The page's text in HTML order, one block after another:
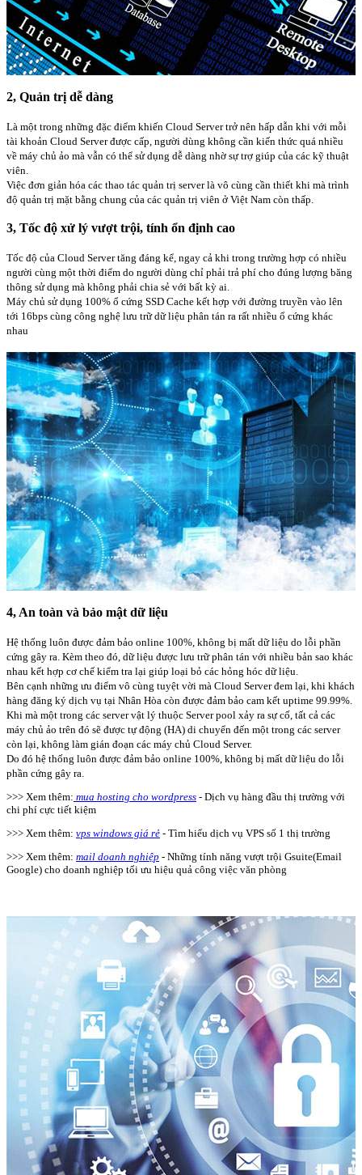
2, Quản trị dễ dàng
Là một trong những đặc điểm khiến Cloud Server trở nên hấp dẫn khi với mỗi
tài khoản Cloud Server được cấp, người dùng không cần kiến thức quá nhiều
về máy chủ ảo mà vẫn có thể sử dụng dễ dàng nhờ sự trợ giúp của các kỹ thuật
viên.
Việc đơn giản hóa các thao tác quản trị server là vô cùng cần thiết khi mà trình
độ quản trị mặt bằng chung của các quản trị viên ở Việt Nam còn thấp.
3, Tốc độ xử lý vượt trội, tính ổn định cao
Tốc độ của Cloud Server tăng đáng kể, ngay cả khi trong trường hợp có nhiều
người cùng một thời điểm do người dùng chỉ phải trả phí cho đúng lượng băng
thông sử dụng mà không phải chia sẻ với bất kỳ ai.
Máy chủ sử dụng 100% ổ cứng SSD Cache kết hợp với đường truyền vào lên
tới 16bps cùng công nghệ lưu trữ dữ liệu phân tán ra rất nhiều ổ cứng khác
nhau
4, An toàn và bảo mật dữ liệu
Hệ thống luôn được đảm bảo online 100%, không bị mất dữ liệu do lỗi phần
cứng gây ra. Kèm theo đó, dữ liệu được lưu trữ phân tán với nhiều bản sao khác
nhau kết hợp cơ chế kiểm tra lại giúp loại bỏ các hỏng hóc dữ liệu.
Bên cạnh những ưu điểm vô cùng tuyệt vời mà Cloud Server đem lại, khi khách
hàng đăng ký dịch vụ tại Nhân Hòa còn được đảm bảo cam kết uptime 99.99%.
Khi mà một trong các server vật lý thuộc Server pool xảy ra sự cố, tất cả các
máy chủ ảo trên đó sẽ được tự động (HA) di chuyển đến một trong các server
còn lại, không làm gián đoạn các máy chủ Cloud Server.
Do đó hệ thống luôn được đảm bảo online 100%, không bị mất dữ liệu do lỗi
phần cứng gây ra.
>>> Xem thêm: mua hosting cho wordpress - Dịch vụ hàng đầu thị trường với
chi phí cực tiết kiệm
>>> Xem thêm: vps windows giá rẻ - Tìm hiểu dịch vụ VPS số 1 thị trường
>>> Xem thêm: mail doanh nghiệp - Những tính năng vượt trội Gsuite(Email
Google) cho doanh nghiệp tối ưu hiệu quả công việc văn phòng